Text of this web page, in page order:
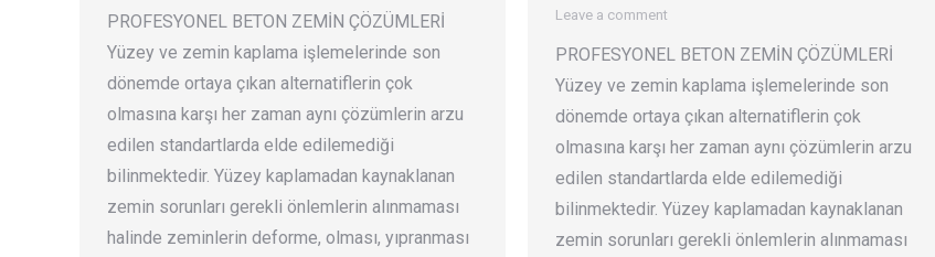
PROFESYONEL BETON ZEMİN ÇÖZÜMLERİ
Yüzey ve zemin kaplama işlemelerinde son
dönemde ortaya çıkan alternatiflerin çok
olmasına karşı her zaman aynı çözümlerin arzu
edilen standartlarda elde edilemediği
bilinmektedir. Yüzey kaplamadan kaynaklanan
zemin sorunları gerekli önlemlerin alınmaması
halinde zeminlerin deforme, olması, yıpranması
Leave a comment
PROFESYONEL BETON ZEMİN ÇÖZÜMLERİ
Yüzey ve zemin kaplama işlemelerinde son
dönemde ortaya çıkan alternatiflerin çok
olmasına karşı her zaman aynı çözümlerin arzu
edilen standartlarda elde edilemediği
bilinmektedir. Yüzey kaplamadan kaynaklanan
zemin sorunları gerekli önlemlerin alınmaması